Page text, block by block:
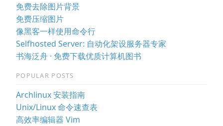
免费去除图片背景
免费压缩图片
像黑客一样使用命令行
Selfhosted Server: 自动化架设服务器专家
书海泛舟 · 免费下载优质计算机图书
POPULAR POSTS
Archlinux 安装指南
Unix/Linux 命令速查表
高效率编辑器 Vim